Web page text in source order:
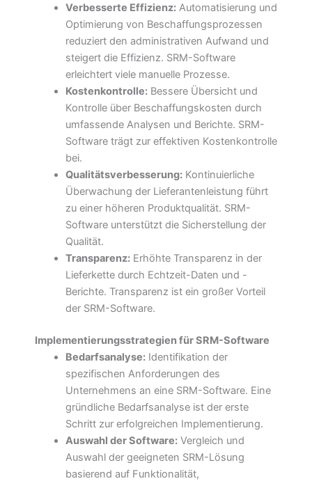
Verbesserte Effizienz:Automatisierung und
Optimierung von Beschaffungsprozessen
reduziert den administrativen Aufwand und
steigert die Effizienz. SRM-Software
erleichtert viele manuelle Prozesse.
Kostenkontrolle:Bessere Übersicht und
Kontrolle über Beschaffungskosten durch
umfassende Analysen und Berichte. SRM-
Software trägt zur effektiven Kostenkontrolle
bei.
Qualitätsverbesserung:Kontinuierliche
Überwachung der Lieferantenleistung führt
zu einer höheren Produktqualität. SRM-
Software unterstützt die Sicherstellung der
Qualität.
Transparenz:Erhöhte Transparenz in der
Lieferkette durch Echtzeit-Daten und -
Berichte. Transparenz ist ein großer Vorteil
der SRM-Software.
Implementierungsstrategien für SRM-Software
Bedarfsanalyse:Identifikation der
spezifischen Anforderungen des
Unternehmens an eine SRM-Software. Eine
gründliche Bedarfsanalyse ist der erste
Schritt zur erfolgreichen Implementierung.
Auswahl der Software:Vergleich und
Auswahl der geeigneten SRM-Lösung
basierend auf Funktionalität,